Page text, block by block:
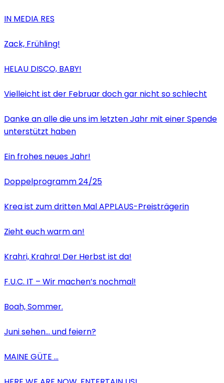
IN MEDIA RES
Zack, Frühling!
HELAU DISCO, BABY!
Vielleicht ist der Februar doch gar nicht so schlecht
Danke an alle die uns im letzten Jahr mit einer Spende
unterstützt haben
Ein frohes neues Jahr!
Doppelprogramm 24/25
Krea ist zum dritten Mal APPLAUS-Preisträgerin
Zieht euch warm an!
Krahri, Krahra! Der Herbst ist da!
F.U.C. IT – Wir machen’s nochmal!
Boah, Sommer.
Juni sehen… und feiern?
MAINE GÜTE …